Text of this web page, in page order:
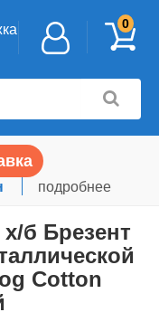
0
подробнее
б Брезент
Сotton